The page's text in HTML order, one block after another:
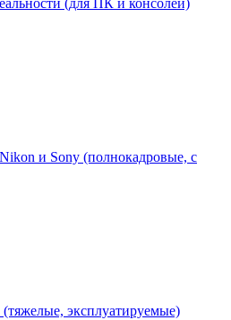
(для ПК и консолей)
и Sony (полнокадровые, с
эксплуатируемые)